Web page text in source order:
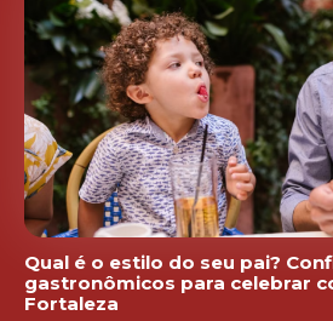
Qual é o estilo do seu pai?
gastronômicos para celebrar
Fortaleza